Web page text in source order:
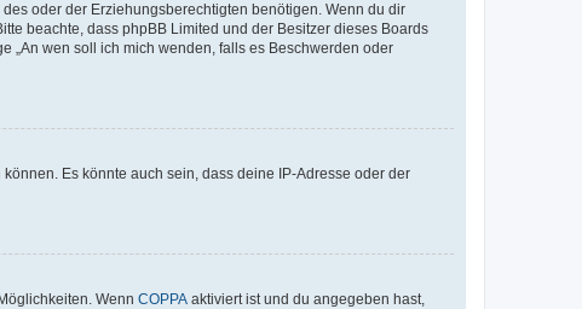
oder der Erziehungsberechtigten benötigen. Wenn du dir
beachte, dass phpBB Limited und der Besitzer dieses Boards
„An wen soll ich mich wenden, falls es Beschwerden oder
Es könnte auch sein, dass deine IP-Adresse oder der
Wenn COPPA aktiviert ist und du angegeben hast,